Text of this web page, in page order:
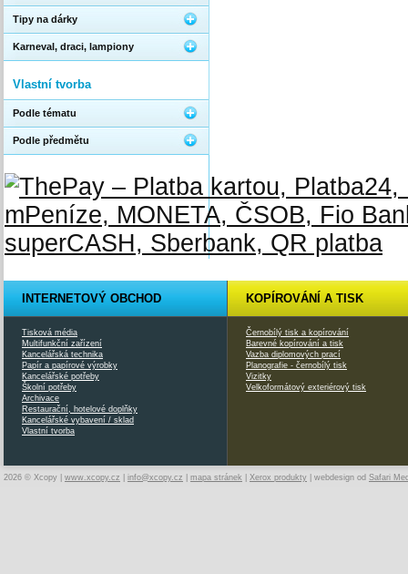
Tipy na dárky
Karneval, draci, lampiony
Vlastní tvorba
Podle tématu
Podle předmětu
INTERNETOVÝ OBCHOD
Tisková média
Multifunkční zařízení
Kancelářská technika
Papír a papírové výrobky
Kancelářské potřeby
Školní potřeby
Archivace
Restaurační, hotelové doplňky
Kancelářské vybavení / sklad
Vlastní tvorba
KOPÍROVÁNÍ A TISK
Černobílý tisk a kopírování
Barevné kopírování a tisk
Vazba diplomových prací
Planografie - černobílý tisk
Vizitky
Velkoformátový exteriérový tisk
2026 © Xcopy | www.xcopy.cz info@xcopy.cz mapa stránek Xerox produkty | webdesign od Safari